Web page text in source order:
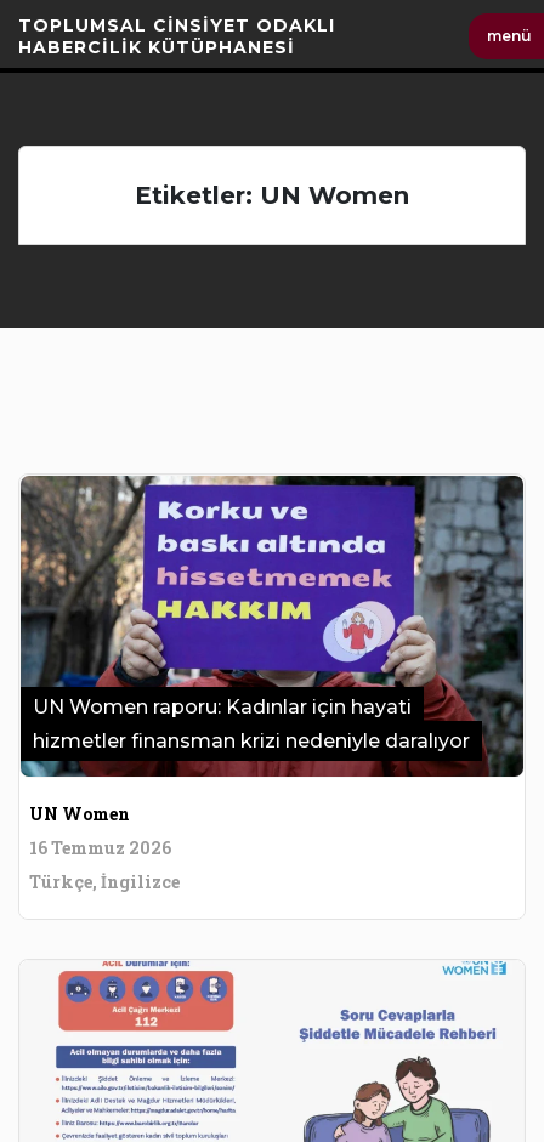
Geç
TOPLUMSAL CİNSİYET ODAKLI
HABERCİLİK KÜTÜPHANESİ
menü
Etiketler: UN Women
UN Women raporu: Kadınlar için hayati
hizmetler finansman krizi nedeniyle daralıyor
UN Women
16 Temmuz 2026
Türkçe, İngilizce